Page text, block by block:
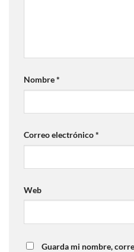
Nombre*
Correo electrónico*
Web
Guarda mi nombre,